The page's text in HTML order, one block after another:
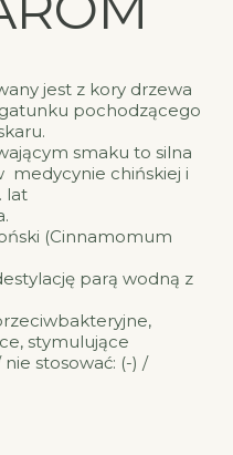
jest z kory drzewa
pochodzącego
smaku to silna
medycynie chińskiej i
lat
(Cinnamomum
parą wodną z
stymulujące
stosować: (-) /